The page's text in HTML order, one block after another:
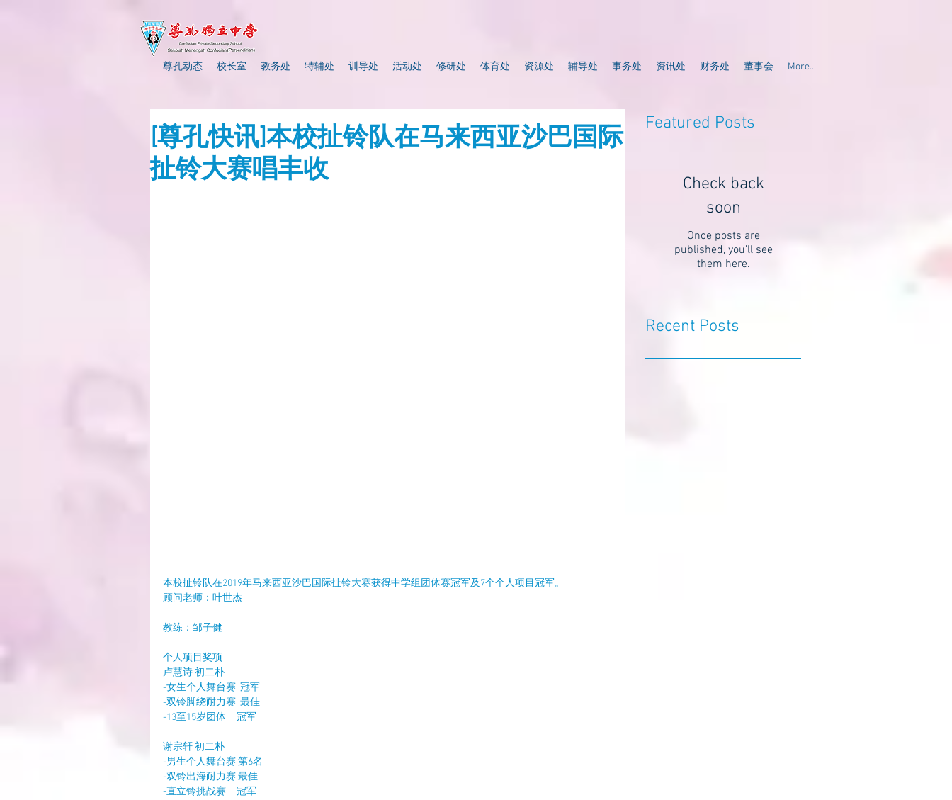
尊孔动态 校长室 教务处 特辅处 训导处 活动处 修研处 体育处 资源处 辅导处 事务处 资讯处 财务处 董事会 More...
[尊孔快讯]本校扯铃队在马来西亚沙巴国际
扯铃大赛唱丰收
本校扯铃队在2019年马来西亚沙巴国际扯铃大赛获得中学组团体赛冠军及7个个人项目冠军。
顾问老师：叶世杰
教练：邹子健
个人项目奖项
卢慧诗 初二朴
-女生个人舞台赛  冠军
-双铃脚绕耐力赛  最佳
-13至15岁团体     冠军
谢宗轩 初二朴
-男生个人舞台赛 第6名
-双铃出海耐力赛 最佳
-直立铃挑战赛     冠军
Featured Posts
Check back
soon
Once posts are
published, you’ll see
them here.
Recent Posts